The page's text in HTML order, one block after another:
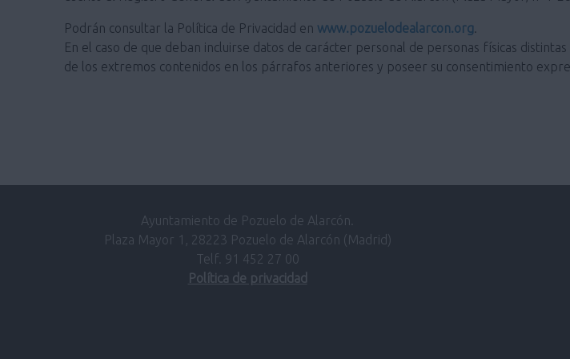
Podrán consultar la Política de Privacidad en www.pozuelodealarcon.org.
En el caso de que deban incluirse datos de carácter personal de personas físicas
de los extremos contenidos en los párrafos anteriores y poseer su consentimiento
Ayuntamiento de Pozuelo de Alarcón.
Plaza Mayor 1, 28223 Pozuelo de Alarcón (Madrid)
Telf. 91 452 27 00
Política de privacidad